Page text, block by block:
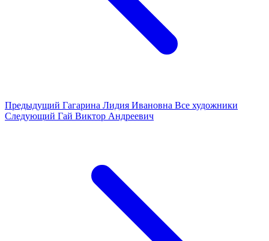
Предыдущий Гагарина Лидия Ивановна Все художники
Следующий Гай Виктор Андреевич